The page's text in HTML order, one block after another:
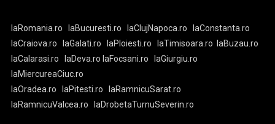
laRomania.ro laBucuresti.ro laClujNapoca.ro
laConstanta.ro
laCraiova.ro
laGalati.ro laPloiesti.ro laTimisoara.ro
laBuzau.ro
laCalarasi.ro
laDeva.ro laFocsani.ro
laGiurgiu.ro
laMiercureaCiuc.ro
laOradea.ro
laPitesti.ro
laRamnicuSarat.ro
laRamnicuValcea.ro
laDrobetaTurnuSeverin.ro